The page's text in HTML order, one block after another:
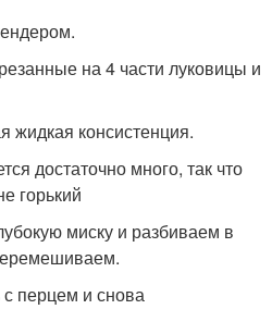
на 4 части луковицы и
жидкая консистенция.
достаточно много, так что
горький
миску и разбиваем в
перцем и снова